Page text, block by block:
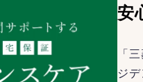
安
「
ジ